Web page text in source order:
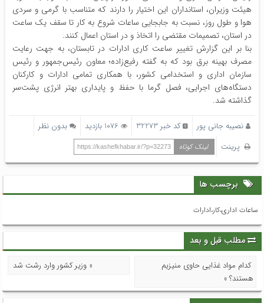
هیئت وزیران، استانداران این اختیار را دارند که متناسب با گرمی و سردی
هوا و طول روز، نسبت به جابجایی ساعات شروع به کار تا سقف یک ساعت
در استان، تصمیمات مقتضی را اتخاذ و در استان اعمال کنند.
بنا بر این گزارش تغییر ساعت کاری ادارات در تابستان، به جهت رعایت
مصرف بهینه برق بود که به گفته رفیع‌زاده؛ معاون رئیس‌جمهور و رئیس
سازمان اداری و استخدامی کشور، با همکاری تمامی ادارات و کارکنان
دستگاه‌های اجرایی، فصل گرما با حفظ و پایداری بهتر انرژی پشت‌سر
گذاشته شد.
نصیبه جانی پور کد خبر 32273 1076 بازدید
بدون نظر
پرینت
لینک کوتاه https://kashefkhabar.ir/?p=32273
برچسب ها
ساعات اداری،کار،ادارات
مطلب قبل و بعد
کدام مواد غذایی حاوی منیزیم
هستند؟ »
« وزیر کشور وارد رشت شد